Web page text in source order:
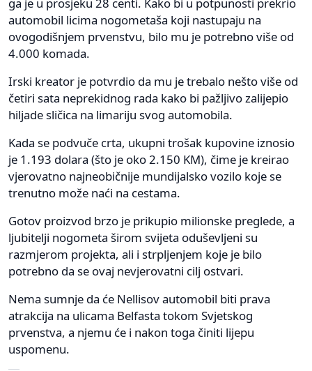
automobil licima nogometaša koji nastupaju na
ovogodišnjem prvenstvu, bilo mu je potrebno više od
4.000 komada.
Irski kreator je potvrdio da mu je trebalo nešto više od
četiri sata neprekidnog rada kako bi pažljivo zalijepio
hiljade sličica na limariju svog automobila.
Kada se podvuče crta, ukupni trošak kupovine iznosio
je 1.193 dolara (što je oko 2.150 KM), čime je kreirao
vjerovatno najneobičnije mundijalsko vozilo koje se
trenutno može naći na cestama.
Gotov proizvod brzo je prikupio milionske preglede, a
ljubitelji nogometa širom svijeta oduševljeni su
razmjerom projekta, ali i strpljenjem koje je bilo
potrebno da se ovaj nevjerovatni cilj ostvari.
Nema sumnje da će Nellisov automobil biti prava
atrakcija na ulicama Belfasta tokom Svjetskog
prvenstva, a njemu će i nakon toga činiti lijepu
uspomenu.